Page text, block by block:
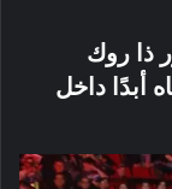
ذا روك
أبدًا داخل